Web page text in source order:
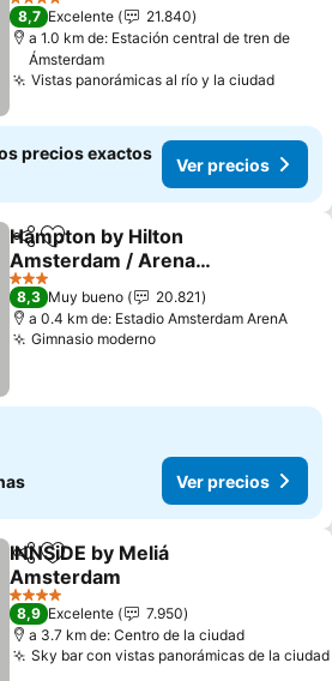
4 Estrellas
8,7 Excelente
21.840
a 1.0 km de: Estación central de tren de
Ámsterdam
Vistas panorámicas al río y la ciudad
precios exactos
Ver precios
CompartirAgregar a favoritos
Hampton by Hilton
Amsterdam / Arena
Boulevard
3 Estrellas
8,3 Muy bueno
20.821
a 0.4 km de: Estadio Amsterdam ArenA
Gimnasio moderno
Ver precios
CompartirAgregar a favoritos
INNSiDE by Meliá
Amsterdam
4 Estrellas
8,9 Excelente
7.950
a 3.7 km de: Centro de la ciudad
Sky bar con vistas panorámicas de la ciudad